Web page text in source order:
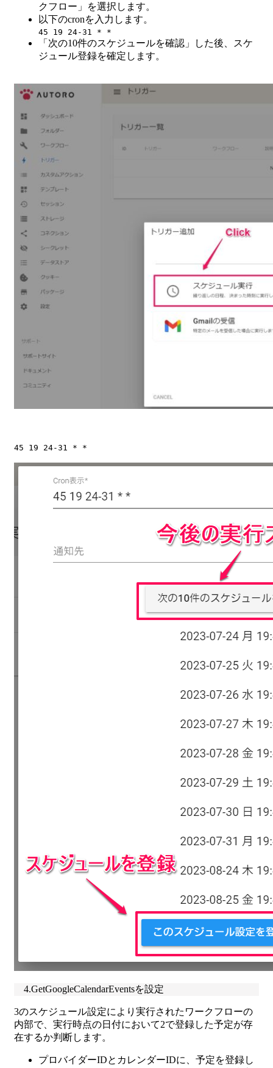
クフロー」を選択します。
以下のcronを入力します。
45 19 24-31 * *
「次の10件のスケジュールを確認」した後、スケ
ジュール登録を確定します。
45 19 24-31 * *
4.GetGoogleCalendarEventsを設定
3のスケジュール設定により実行されたワークフローの
内部で、実行時点の日付において2で登録した予定が存
在するか判断します。
プロバイダーIDとカレンダーIDに、予定を登録し